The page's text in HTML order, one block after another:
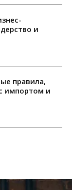
и
правила,
импортом и